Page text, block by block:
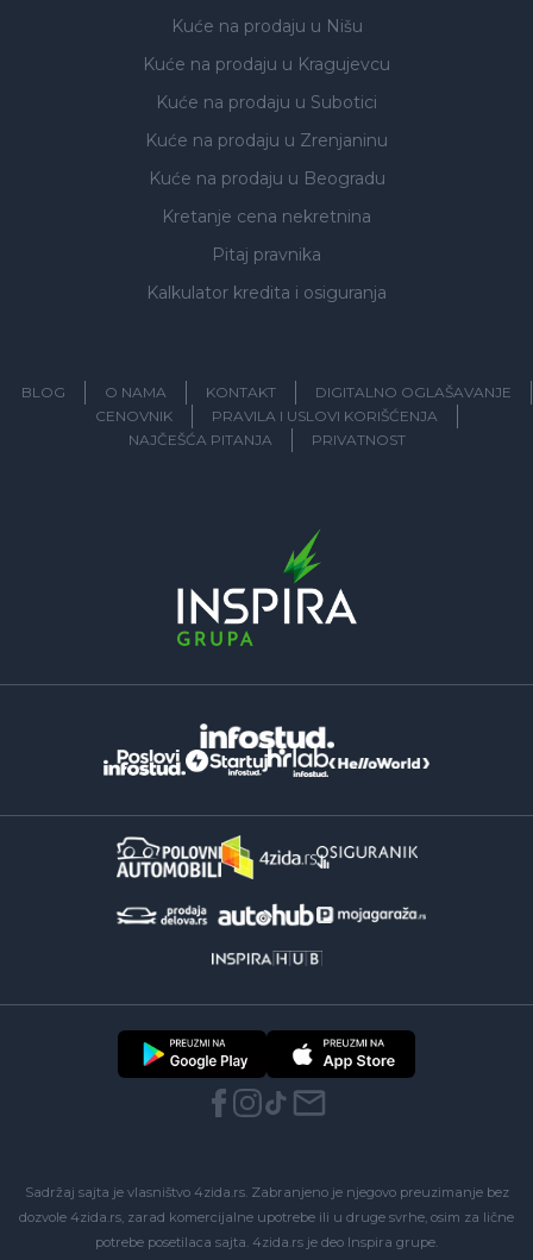
Kuće na prodaju u Nišu
Kuće na prodaju u Kragujevcu
Kuće na prodaju u Subotici
Kuće na prodaju u Zrenjaninu
Kuće na prodaju u Beogradu
Kretanje cena nekretnina
Pitaj pravnika
Kalkulator kredita i osiguranja
BLOG O NAMA KONTAKT
DIGITALNO OGLAŠAVANJE
CENOVNIK
PRAVILA I USLOVI KORIŠĆENJA
NAJČEŠĆA PITANJA
PRIVATNOST
Sadržaj sajta je vlasništvo 4zida.rs. Zabranjeno je njegovo preuzimanje bez
dozvole 4zida.rs, zarad komercijalne upotrebe ili u druge svrhe, osim za lične
potrebe posetilaca sajta. 4zida.rs je deo Inspira grupe.